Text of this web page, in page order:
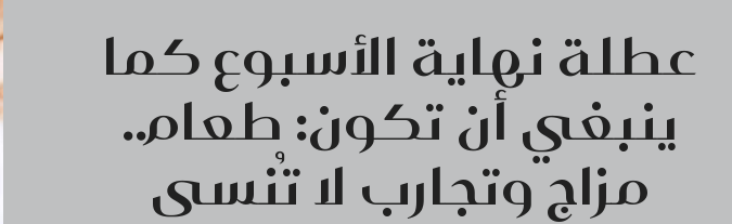
عطلة نهاية الأسبوع كما
ينبغي أن تكون: طعام..
مزاج وتجارب لا تُنسى